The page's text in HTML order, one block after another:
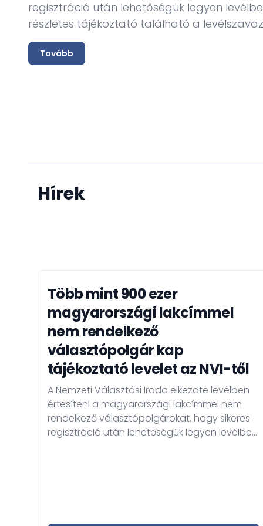
regisztráció után lehetőségük legyen
részletes tájékoztató található a
Tovább
Hírek
Több mint 900 ezer
magyarországi lakcímmel
nem rendelkező
választópolgár kap
tájékoztató levelet az NVI-től
A Nemzeti Választási Iroda elkezdte levélben
értesíteni a magyarországi lakcímmel nem
rendelkező választópolgárokat, hogy sikeres
regisztráció után lehetőségük legyen levélben